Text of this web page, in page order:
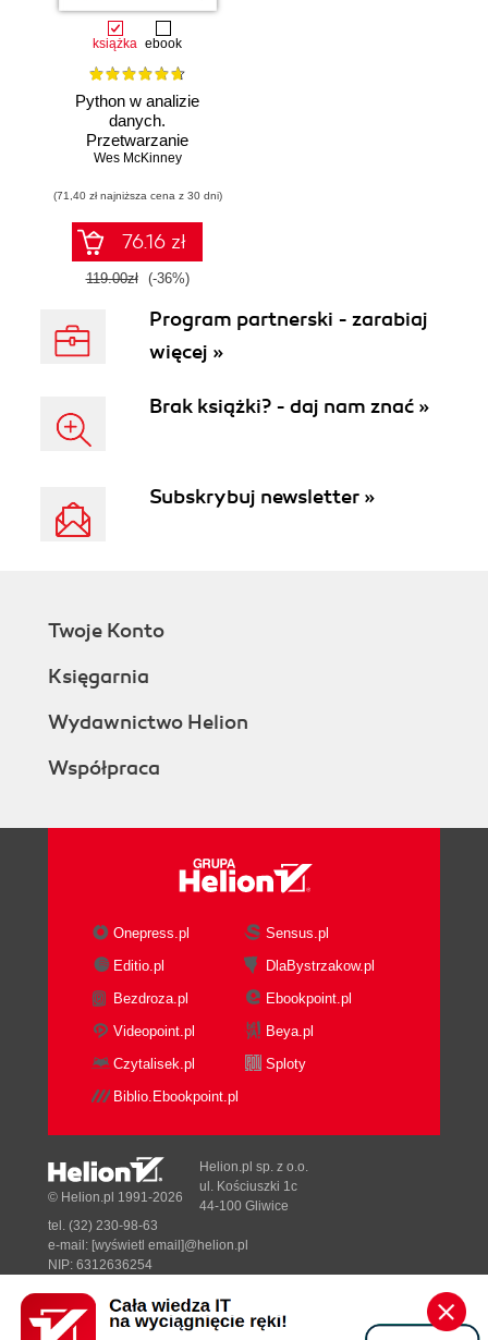
książka ebook
Python w analizie
danych.
Przetwarzanie
danych za pomocą
NumPy oraz
środowiska
Jupyter. Wydanie
III
Wes McKinney
(71,40 zł najniższa cena z 30 dni)
76.16 zł
119.00zł (-36%)
Program partnerski - zarabiaj
więcej »
Brak książki? - daj nam znać »
Subskrybuj newsletter »
Twoje Konto
Księgarnia
Wydawnictwo Helion
Współpraca
Onepress.pl
Sensus.pl
Editio.pl
DlaBystrzakow.pl
Bezdroza.pl
Ebookpoint.pl
Videopoint.pl
Beya.pl
Czytalisek.pl
Sploty
Biblio.Ebookpoint.pl
Designed with ♥ byTonik.pl
© Helion.pl 1991-2026
Helion.pl sp. z o.o.
ul. Kościuszki 1c
44-100 Gliwice
tel. (32) 230-98-63
e-mail: [wyświetl email]@helion.pl
NIP: 6312636254